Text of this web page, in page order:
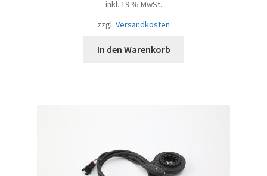
inkl. 19 % MwSt.
zzgl. Versandkosten
In den Warenkorb